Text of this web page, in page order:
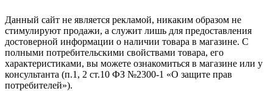
Данный сайт не является рекламой, никаким образом не
стимулируют продажи, а служит лишь для предоставления
достоверной информации о наличии товара в магазине. С
полными потребительскими свойствами товара, его
характеристиками, вы можете ознакомиться в магазине или у
консультанта (п.1, 2 ст.10 ФЗ №2300-1 «О защите прав
потребителей»).